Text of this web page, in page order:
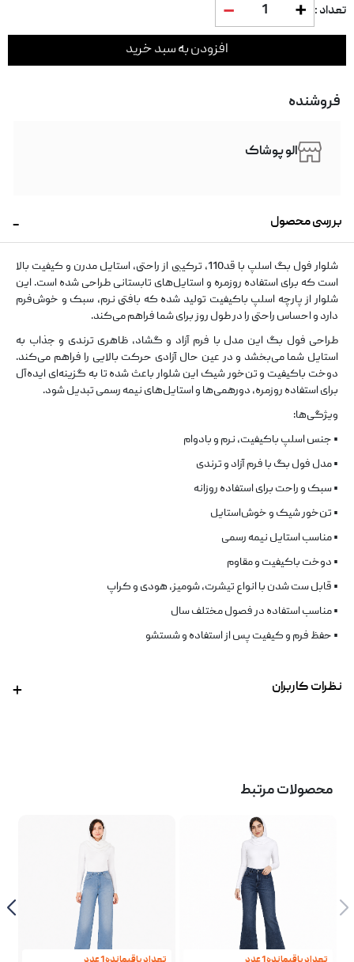
تعداد : 1
افزودن به سبد خرید
فروشنده
الو پوشاک
بررسی محصول
شلوار فول بگ اسلپ با قد110، ترکیبی از راحتی، استایل مدرن و کیفیت بالا
است که برای استفاده روزمره و استایل‌های تابستانی طراحی شده است. این
شلوار از پارچه اسلپ باکیفیت تولید شده که بافتی نرم، سبک و خوش‌فرم
دارد و احساس راحتی را در طول روز برای شما فراهم می‌کند.
طراحی فول بگ این مدل با فرم آزاد و گشاد، ظاهری ترندی و جذاب به
استایل شما می‌بخشد و در عین حال آزادی حرکت بالایی را فراهم می‌کند.
دوخت باکیفیت و تن‌خور شیک این شلوار باعث شده تا به گزینه‌ای ایده‌آل
برای استفاده روزمره، دورهمی‌ها و استایل‌های نیمه رسمی تبدیل شود.
ویژگی‌ها:
• جنس اسلپ باکیفیت، نرم و بادوام
• مدل فول بگ با فرم آزاد و ترندی
• سبک و راحت برای استفاده روزانه
• تن‌خور شیک و خوش‌استایل
• مناسب استایل نیمه رسمی
• دوخت باکیفیت و مقاوم
• قابل ست شدن با انواع تیشرت، شومیز، هودی و کراپ
• مناسب استفاده در فصول مختلف سال
• حفظ فرم و کیفیت پس از استفاده و شستشو
نظرات کاربران
محصولات مرتبط